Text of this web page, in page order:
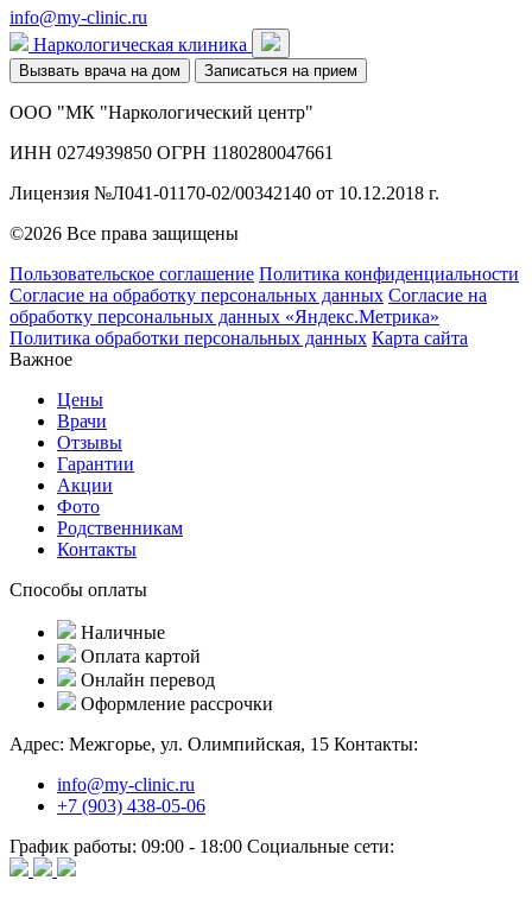
info@my-clinic.ru
Наркологическая клиника
Вызвать врача на дом Записаться на прием
ООО "МК "Наркологический центр"
ИНН 0274939850 ОГРН 1180280047661
Лицензия №Л041-01170-02/00342140 от 10.12.2018 г.
©2026 Все права защищены
Пользовательское соглашение Политика конфиденциальности
Согласие на обработку персональных данных Согласие на
обработку персональных данных «Яндекс.Метрика»
Политика обработки персональных данных Карта сайта
Важное
Цены
Врачи
Отзывы
Гарантии
Акции
Фото
Родственникам
Контакты
Способы оплаты
Наличные
Оплата картой
Онлайн перевод
Оформление рассрочки
Адрес: Межгорье, ул. Олимпийская, 15 Контакты:
info@my-clinic.ru
+7 (903) 438-05-06
График работы: 09:00 - 18:00 Социальные сети: